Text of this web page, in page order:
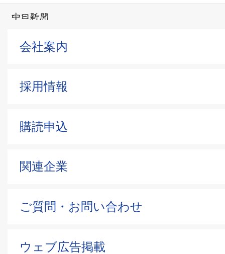
会社案内
採用情報
購読申込
関連企業
ご質問・お問い合わせ
ウェブ広告掲載